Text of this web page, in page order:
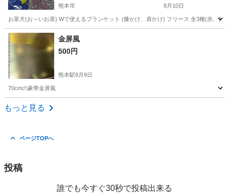
熊本市 8月10日
お茶犬(お～いお茶) Wで使えるブランケット (膝かけ、肩かけ) フリース 全3種(赤、
熊本 熊本市 ベビー用品
金屏風
500円
熊本駅8月9日
70cmの豪華金屏風
熊本 熊本市
もっと見る
ページTOPへ
投稿
誰でも今すぐ30秒で投稿出来る